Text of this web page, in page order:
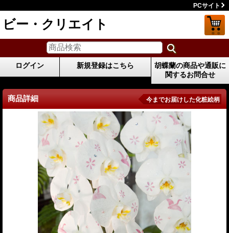
PCサイト
ビー・クリエイト
ログイン 新規登録はこちら
胡蝶蘭の商品や通販に
関するお問合せ
商品詳細 今までお届けした化粧絵柄